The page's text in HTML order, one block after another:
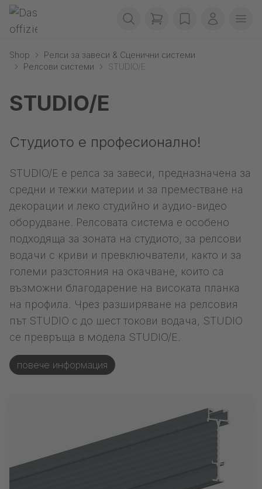
Прескачане на навигация
Gerriets
items in cart, view
wishlistМоят
Shop
Релси за завеси & Сценични системи
Релсови системи
STUDIO/E
STUDIO/E
Студиото е професионално!
STUDIO/E е релса за завеси, предназначена за
средни и тежки материи и за преместване на
декорации и леко студийно и аудио-видео
оборудване. Релсовата система е особено
подходяща за зоната на студиото, за релсови
водачи с криви и превключватели, както и за
големи разстояния на окачване, които са
възможни благодарение на високата планка
на профила. Чрез разширяване на релсовия
път STUDIO с до шест токови водача, STUDIO
се превръща в модела STUDIO/E.
повече информация